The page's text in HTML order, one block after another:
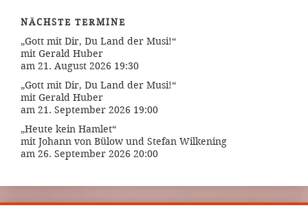
NÄCHSTE TERMINE
„Gott mit Dir, Du Land der Musi!“
mit Gerald Huber
am 21. August 2026 19:30
„Gott mit Dir, Du Land der Musi!“
mit Gerald Huber
am 21. September 2026 19:00
„Heute kein Hamlet“
mit Johann von Bülow und Stefan Wilkening
am 26. September 2026 20:00